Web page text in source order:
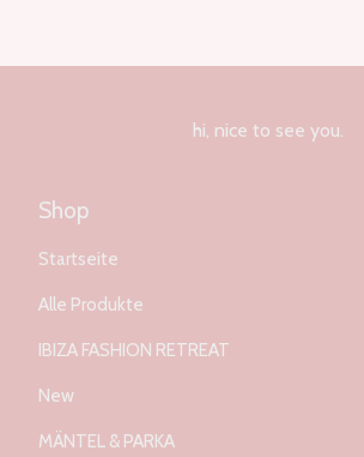
hi, nice to see you.
Shop
Startseite
Alle Produkte
IBIZA FASHION RETREAT
New
MÄNTEL & PARKA